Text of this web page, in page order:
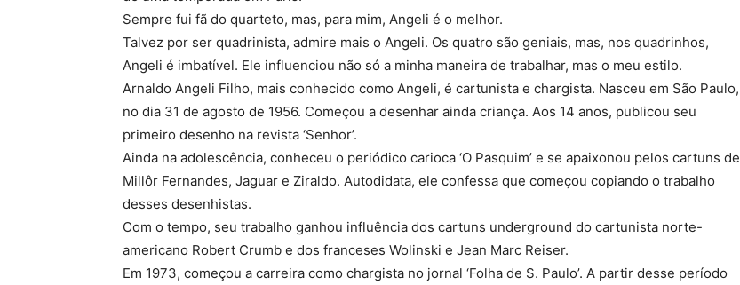
Sempre fui fã do quarteto, mas, para mim, Angeli é o melhor.
Talvez por ser quadrinista, admire mais o Angeli. Os quatro são geniais, mas, nos quadrinhos,
Angeli é imbatível. Ele influenciou não só a minha maneira de trabalhar, mas o meu estilo.
Arnaldo Angeli Filho, mais conhecido como Angeli, é cartunista e chargista. Nasceu em São Paulo,
no dia 31 de agosto de 1956. Começou a desenhar ainda criança. Aos 14 anos, publicou seu
primeiro desenho na revista ‘Senhor’.
Ainda na adolescência, conheceu o periódico carioca ‘O Pasquim’ e se apaixonou pelos cartuns de
Millôr Fernandes, Jaguar e Ziraldo. Autodidata, ele confessa que começou copiando o trabalho
desses desenhistas.
Com o tempo, seu trabalho ganhou influência dos cartuns underground do cartunista norte-
americano Robert Crumb e dos franceses Wolinski e Jean Marc Reiser.
Em 1973, começou a carreira como chargista no jornal ‘Folha de S. Paulo’. A partir desse período